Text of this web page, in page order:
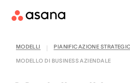
MODELLI PIANIFICAZIONE
MODELLO DI BUSINESS AZIENDALE